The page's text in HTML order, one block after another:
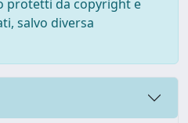
protetti da copyright e
salvo diversa